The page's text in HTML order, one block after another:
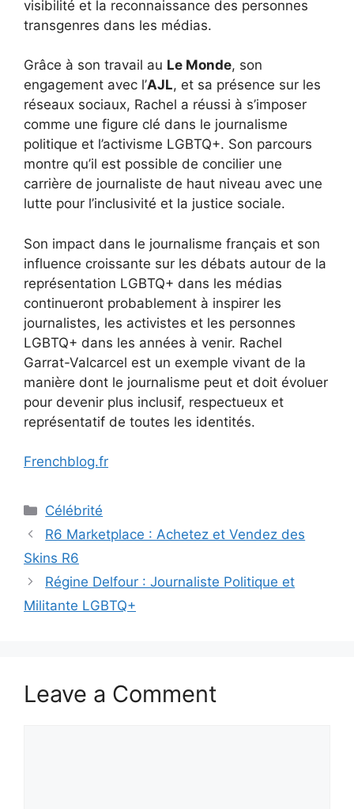
visibilité et la reconnaissance des personnes
transgenres dans les médias.
Grâce à son travail au Le Monde, son
engagement avec l’AJL, et sa présence sur les
réseaux sociaux, Rachel a réussi à s’imposer
comme une figure clé dans le journalisme
politique et l’activisme LGBTQ+. Son parcours
montre qu’il est possible de concilier une
carrière de journaliste de haut niveau avec une
lutte pour l’inclusivité et la justice sociale.
Son impact dans le journalisme français et son
influence croissante sur les débats autour de la
représentation LGBTQ+ dans les médias
continueront probablement à inspirer les
journalistes, les activistes et les personnes
LGBTQ+ dans les années à venir. Rachel
Garrat-Valcarcel est un exemple vivant de la
manière dont le journalisme peut et doit évoluer
pour devenir plus inclusif, respectueux et
représentatif de toutes les identités.
Frenchblog.fr
Categories
Célébrité
R6 Marketplace : Achetez et Vendez des
Skins R6
Régine Delfour : Journaliste Politique et
Militante LGBTQ+
Leave a Comment